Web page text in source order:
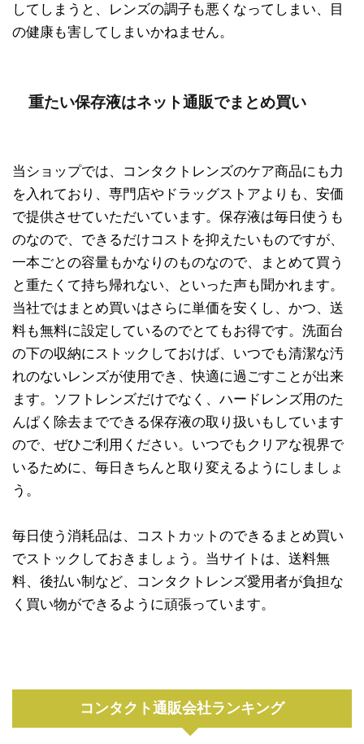
してしまうと、レンズの調子も悪くなってしまい、目
の健康も害してしまいかねません。
重たい保存液はネット通販でまとめ買い
当ショップでは、コンタクトレンズのケア商品にも力
を入れており、専門店やドラッグストアよりも、安価
で提供させていただいています。保存液は毎日使うも
のなので、できるだけコストを抑えたいものですが、
一本ごとの容量もかなりのものなので、まとめて買う
と重たくて持ち帰れない、といった声も聞かれます。
当社ではまとめ買いはさらに単価を安くし、かつ、送
料も無料に設定しているのでとてもお得です。洗面台
の下の収納にストックしておけば、いつでも清潔な汚
れのないレンズが使用でき、快適に過ごすことが出来
ます。ソフトレンズだけでなく、ハードレンズ用のた
んぱく除去までできる保存液の取り扱いもしています
ので、ぜひご利用ください。いつでもクリアな視界で
いるために、毎日きちんと取り変えるようにしましょ
う。
毎日使う消耗品は、コストカットのできるまとめ買い
でストックしておきましょう。当サイトは、送料無
料、後払い制など、コンタクトレンズ愛用者が負担な
く買い物ができるように頑張っています。
コンタクト通販会社ランキング